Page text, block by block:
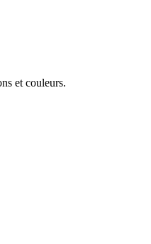
et couleurs.